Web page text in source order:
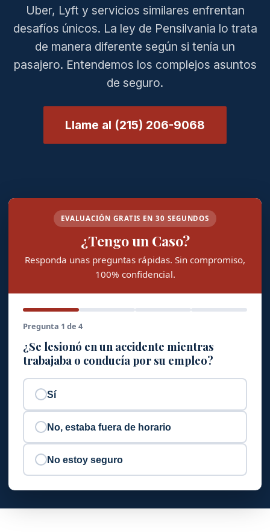
Uber, Lyft y servicios similares enfrentan
desafíos únicos. La ley de Pensilvania lo trata
de manera diferente según si tenía un
pasajero. Entendemos los complejos asuntos
de seguro.
Llame al (215) 206-9068
EVALUACIÓN GRATIS EN 30 SEGUNDOS
¿Tengo un Caso?
Responda unas preguntas rápidas. Sin compromiso,
100% confidencial.
Pregunta 1 de 4
¿Se lesionó en un accidente mientras
trabajaba o conducía por su empleo?
Sí
No, estaba fuera de horario
No estoy seguro